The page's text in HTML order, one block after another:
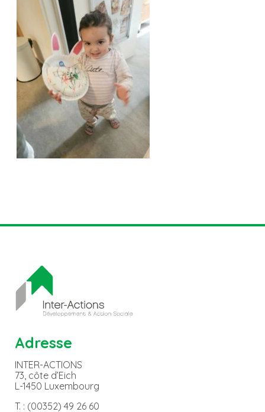
Adresse
INTER-ACTIONS
73, côte d’Eich
L-1450 Luxembourg
T. : (00352) 49 26 60